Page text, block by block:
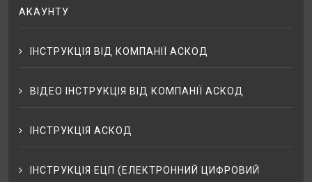
АКАУНТУ
ІНСТРУКЦІЯ ВІД КОМПАНІЇ АСКОД
ВІДЕО ІНСТРУКЦІЯ ВІД КОМПАНІЇ АСКОД
ІНСТРУКЦІЯ АСКОД
ІНСТРУКЦІЯ ЕЦП (ЕЛЕКТРОННИЙ ЦИФРОВИЙ